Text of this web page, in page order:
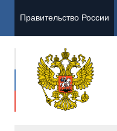
Правительство России